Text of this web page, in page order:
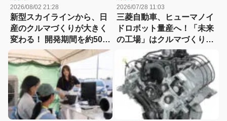
2026/08/02 21:28
新型スカイラインから、日
産のクルマづくりが大きく
変わる！ 開発期間を約50か
月から30か月へと大幅短縮
2026/07/28 11:03
三菱自動車、ヒューマノイ
ドロボット量産へ！「未来
の工場」はクルマづくりを
どう変えるのか